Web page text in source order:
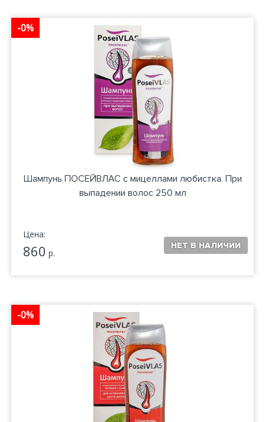
-0%
Шампунь ПОСЕЙВЛАС с мицеллами любистка. При
выпадении волос 250 мл
Цена:
860 р.
-0%